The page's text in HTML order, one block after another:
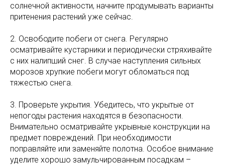
солнечной активности, начните продумывать варианты
притенения растений уже сейчас.
2. Освободите побеги от снега. Регулярно
осматривайте кустарники и периодически стряхивайте
с них налипший снег. В случае наступления сильных
морозов хрупкие побеги могут обломаться под
тяжестью снега.
3. Проверьте укрытия. Убедитесь, что укрытые от
непогоды растения находятся в безопасности.
Внимательно осматривайте укрывные конструкции на
предмет повреждений. При необходимости
поправляйте или заменяйте полотна. Особое внимание
уделите хорошо замульчированным посадкам –